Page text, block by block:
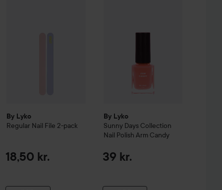
By Lyko
Regular Nail File 2-pack
18,50 kr.
By Lyko
Sunny Days Collection
Nail Polish Arm Candy
39 kr.